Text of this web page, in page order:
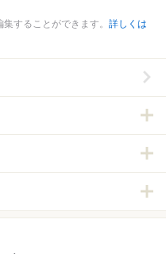
することができます。 詳しくは